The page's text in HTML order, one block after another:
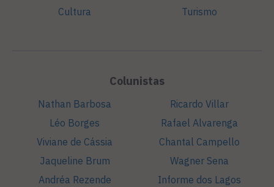
Cultura
Turismo
Colunistas
Nathan Barbosa
Léo Borges
Viviane de Cássia
Jaqueline Brum
Andréa Rezende
Ricardo Villar
Rafael Alvarenga
Chantal Campello
Wagner Sena
Informe dos Lagos